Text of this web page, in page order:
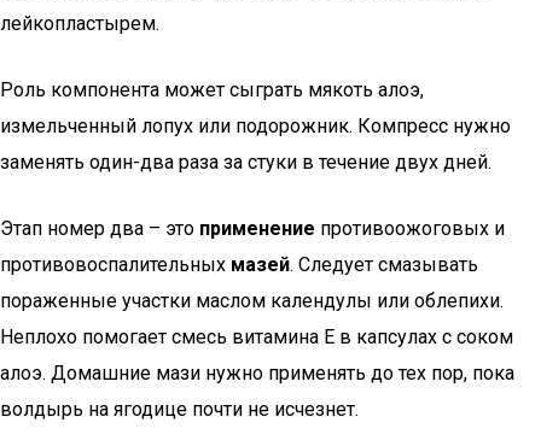
лейкопластырем.
Роль компонента может сыграть мякоть алоэ,
измельченный лопух или подорожник. Компресс нужно
заменять один-два раза за стуки в течение двух дней.
Этап номер два – это применение противоожоговых и
противовоспалительных мазей. Следует смазывать
пораженные участки маслом календулы или облепихи.
Неплохо помогает смесь витамина Е в капсулах с соком
алоэ. Домашние мази нужно применять до тех пор, пока
волдырь на ягодице почти не исчезнет.